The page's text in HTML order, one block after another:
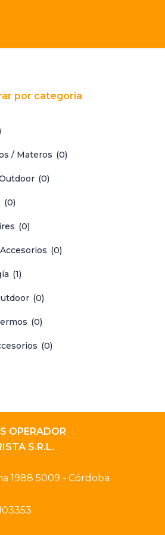
por categoria
/ Materos (0)
(0)
(0)
(0)
(0)
(1)
(0)
(0)
(0)
OPERADOR
S.R.L.
1988 5009 - Córdoba